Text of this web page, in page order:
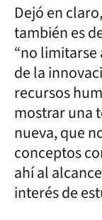
Dejó en
también es
“no limitarse
de la
recursos
mostrar una
nueva, que
conceptos
ahí al
interés de